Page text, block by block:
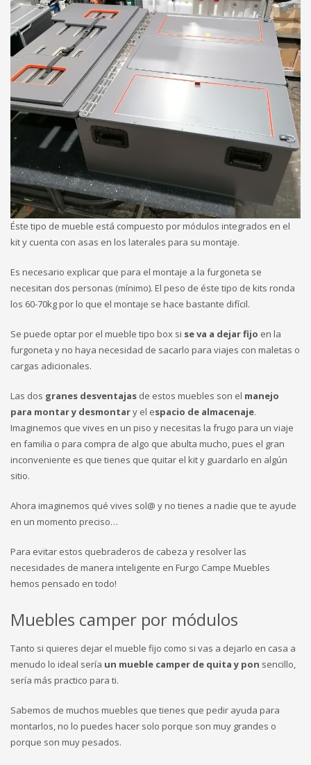
Éste tipo de mueble está compuesto por módulos integrados en el
kit y cuenta con asas en los laterales para su montaje.
Es necesario explicar que para el montaje a la furgoneta se
necesitan dos personas (mínimo). El peso de éste tipo de kits ronda
los 60-70kg por lo que el montaje se hace bastante difícil.
Se puede optar por el mueble tipo box si se va a dejar fijo en la
furgoneta y no haya necesidad de sacarlo para viajes con maletas o
cargas adicionales.
Las dos granes desventajas de estos muebles son el manejo
para montar y desmontary el espacio de almacenaje.
Imaginemos que vives en un piso y necesitas la frugo para un viaje
en familia o para compra de algo que abulta mucho, pues el gran
inconveniente es que tienes que quitar el kit y guardarlo en algún
sitio.
Ahora imaginemos qué vives sol@ y no tienes a nadie que te ayude
en un momento preciso…
Para evitar estos quebraderos de cabeza y resolver las
necesidades de manera inteligente en Furgo Campe Muebles
hemos pensado en todo!
Muebles camper por módulos
Tanto si quieres dejar el mueble fijo como si vas a dejarlo en casa a
menudo lo ideal sería un mueble camper de quita y pon sencillo,
sería más practico para ti.
Sabemos de muchos muebles que tienes que pedir ayuda para
montarlos, no lo puedes hacer solo porque son muy grandes o
porque son muy pesados.